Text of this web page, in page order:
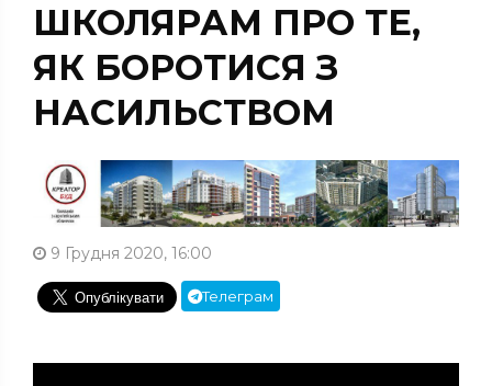
ШКОЛЯРАМ ПРО ТЕ,
ЯК БОРОТИСЯ З
НАСИЛЬСТВОМ
9 Грудня 2020, 16:00
Телеграм